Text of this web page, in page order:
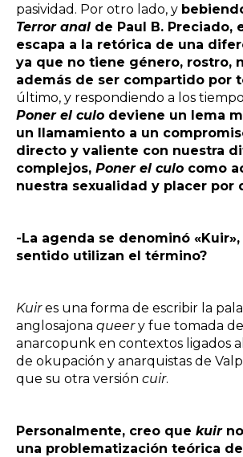
pasividad. Por otro lado, y
Terror anal de Paul B. Preciado,
escapa a la retórica de una
ya que no tiene género, rostro,
además de ser compartido por
último, y respondiendo a los
Poner el culo deviene un lema
un llamamiento a un
directo y valiente con nuestra
complejos, Poner el culo como
nuestra sexualidad y placer por
-La agenda se denominó «Kuir»,
sentido utilizan el término?
Kuires una forma de escribir la
anglosajona queery fue tomada
anarcopunk en contextos ligados
de okupación y anarquistas de
que su otra versión cuir.
Personalmente, creo que kuir
una problematización teórica